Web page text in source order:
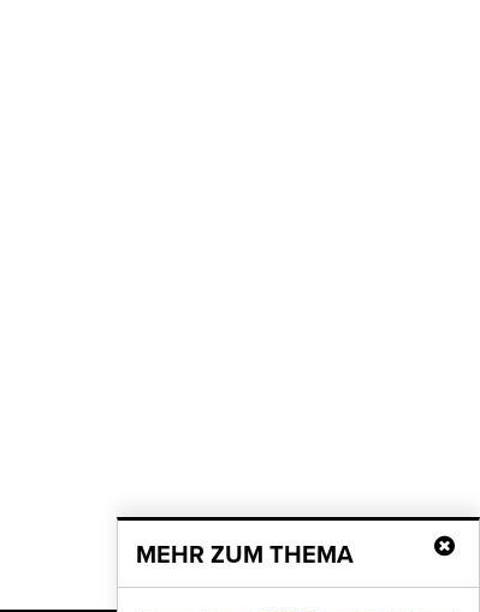
MEHR ZUM THEMA